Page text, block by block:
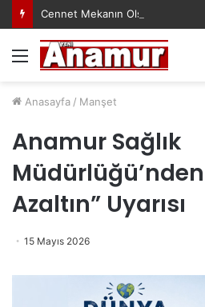
Cennet Mekanın Olsun Duygu
Menü
Anasayfa / Manşet
Anamur Sağlık
Müdürlüğü’nden
Azaltın” Uyarısı
15 Mayıs 2026